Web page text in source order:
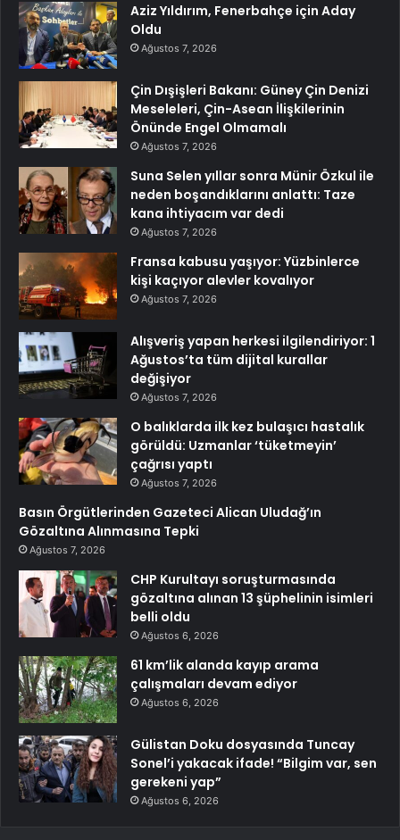
Aziz Yıldırım, Fenerbahçe için Aday
Oldu
Ağustos 7, 2026
Çin Dışişleri Bakanı: Güney Çin Denizi
Meseleleri, Çin-Asean İlişkilerinin
Önünde Engel Olmamalı
Ağustos 7, 2026
Suna Selen yıllar sonra Münir Özkul ile
neden boşandıklarını anlattı: Taze
kana ihtiyacım var dedi
Ağustos 7, 2026
Fransa kabusu yaşıyor: Yüzbinlerce
kişi kaçıyor alevler kovalıyor
Ağustos 7, 2026
Alışveriş yapan herkesi ilgilendiriyor: 1
Ağustos’ta tüm dijital kurallar
değişiyor
Ağustos 7, 2026
O balıklarda ilk kez bulaşıcı hastalık
görüldü: Uzmanlar ‘tüketmeyin’
çağrısı yaptı
Ağustos 7, 2026
Basın Örgütlerinden Gazeteci Alican Uludağ’ın
Gözaltına Alınmasına Tepki
Ağustos 7, 2026
CHP Kurultayı soruşturmasında
gözaltına alınan 13 şüphelinin isimleri
belli oldu
Ağustos 6, 2026
61 km’lik alanda kayıp arama
çalışmaları devam ediyor
Ağustos 6, 2026
Gülistan Doku dosyasında Tuncay
Sonel’i yakacak ifade! “Bilgim var, sen
gerekeni yap”
Ağustos 6, 2026